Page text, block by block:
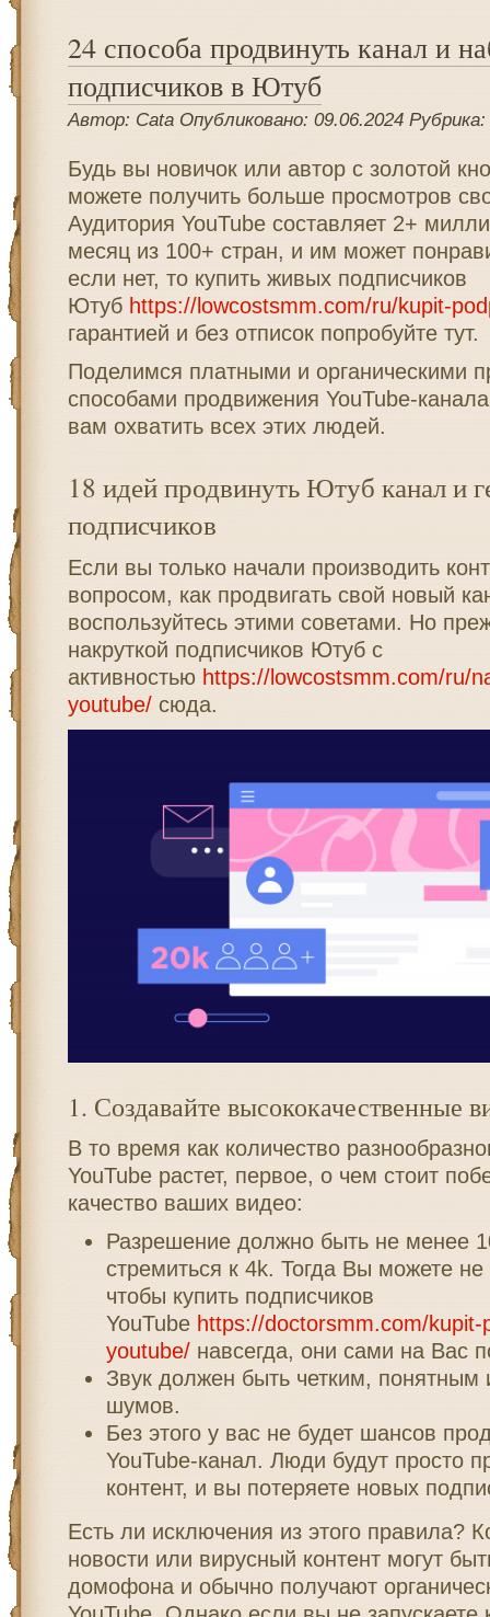
24 способа продвинуть канал и
подписчиков в Ютуб
Автор: Cata Опубликовано: 09.06.2024 Рубрика:
Будь вы новичок или автор с золотой
можете получить больше просмотров
Аудитория YouTube составляет 2+
месяц из 100+ стран, и им может
если нет, то купить живых подписчиков
Ютуб https://lowcostsmm.com/ru/kupit-
гарантией и без отписок попробуйте тут.
Поделимся платными и органическими
способами продвижения YouTube-
вам охватить всех этих людей.
18 идей продвинуть Ютуб канал и
подписчиков
Если вы только начали производить
вопросом, как продвигать свой новый
воспользуйтесь этими советами. Но
накруткой подписчиков Ютуб с
активностью https://lowcostsmm.com/ru/
youtube/сюда.
1. Создавайте высококачественные
В то время как количество
YouTube растет, первое, о чем стоит
качество ваших видео:
Разрешение должно быть не менее
стремиться к 4k. Тогда Вы можете не
чтобы купить подписчиков
YouTube https://doctorsmm.com/kupit-
youtube/навсегда, они сами на Вас
Звук должен быть четким, понятным
шумов.
Без этого у вас не будет шансов
YouTube-канал. Люди будут просто
контент, и вы потеряете новых
Есть ли исключения из этого правила?
новости или вирусный контент могут
домофона и обычно получают